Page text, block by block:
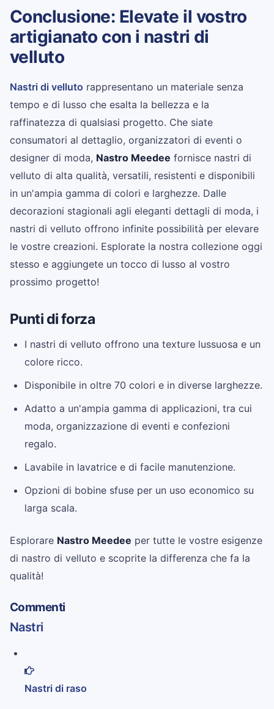
Conclusione: Elevate il vostro
artigianato con i nastri di
velluto
Nastri di velluto rappresentano un materiale senza
tempo e di lusso che esalta la bellezza e la
raffinatezza di qualsiasi progetto. Che siate
consumatori al dettaglio, organizzatori di eventi o
designer di moda, Nastro Meedee fornisce nastri di
velluto di alta qualità, versatili, resistenti e disponibili
in un'ampia gamma di colori e larghezze. Dalle
decorazioni stagionali agli eleganti dettagli di moda, i
nastri di velluto offrono infinite possibilità per elevare
le vostre creazioni. Esplorate la nostra collezione oggi
stesso e aggiungete un tocco di lusso al vostro
prossimo progetto!
Punti di forza
I nastri di velluto offrono una texture lussuosa e un
colore ricco.
Disponibile in oltre 70 colori e in diverse larghezze.
Adatto a un'ampia gamma di applicazioni, tra cui
moda, organizzazione di eventi e confezioni
regalo.
Lavabile in lavatrice e di facile manutenzione.
Opzioni di bobine sfuse per un uso economico su
larga scala.
Esplorare Nastro Meedee per tutte le vostre esigenze
di nastro di velluto e scoprite la differenza che fa la
qualità!
Commenti
Nastri
Nastri di raso